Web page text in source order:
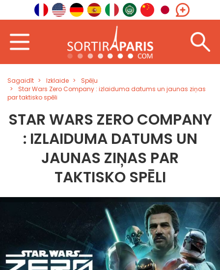
Sagaidīt Izklaide
Spēļu
Star Wars Zero Company : izlaiduma datums un jaunas ziņas
par taktisko spēli
STAR WARS ZERO COMPANY
: IZLAIDUMA DATUMS UN
JAUNAS ZIŅAS PAR
TAKTISKO SPĒLI